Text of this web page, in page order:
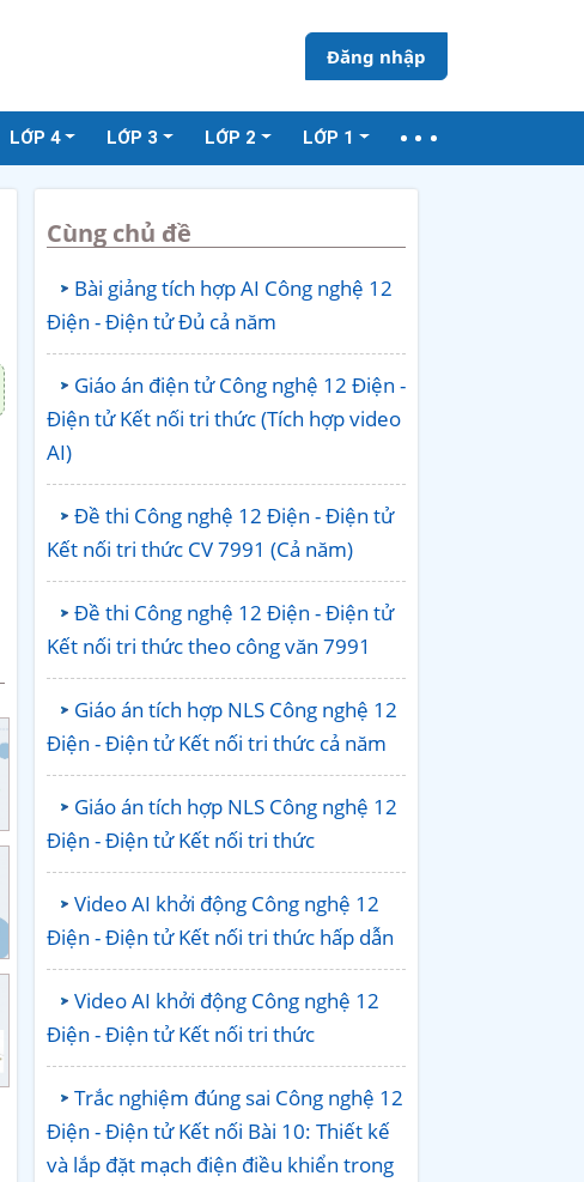
Đăng nhập
LỚP 4 LỚP 3 LỚP 2 LỚP 1
Cùng chủ đề
Bài giảng tích hợp AI Công nghệ 12
Điện - Điện tử Đủ cả năm
Giáo án điện tử Công nghệ 12 Điện -
Điện tử Kết nối tri thức (Tích hợp video
AI)
Đề thi Công nghệ 12 Điện - Điện tử
Kết nối tri thức CV 7991 (Cả năm)
Đề thi Công nghệ 12 Điện - Điện tử
Kết nối tri thức theo công văn 7991
Giáo án tích hợp NLS Công nghệ 12
Điện - Điện tử Kết nối tri thức cả năm
Giáo án tích hợp NLS Công nghệ 12
Điện - Điện tử Kết nối tri thức
Video AI khởi động Công nghệ 12
Điện - Điện tử Kết nối tri thức hấp dẫn
Video AI khởi động Công nghệ 12
Điện - Điện tử Kết nối tri thức
Trắc nghiệm đúng sai Công nghệ 12
Điện - Điện tử Kết nối Bài 10: Thiết kế
và lắp đặt mạch điện điều khiển trong